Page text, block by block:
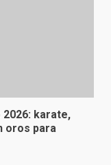
2026: karate,
oros para